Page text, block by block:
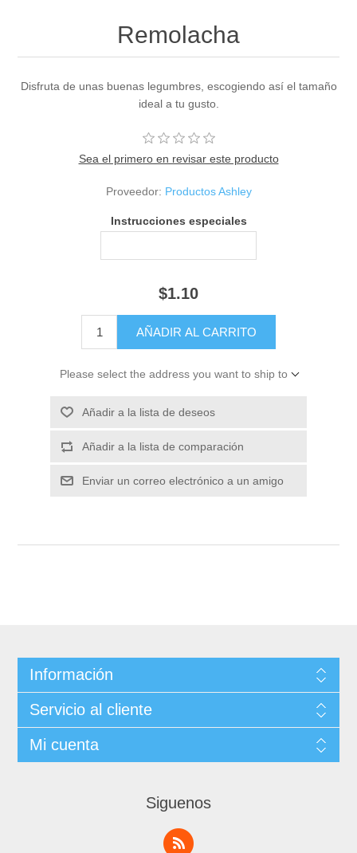
Remolacha
Disfruta de unas buenas legumbres, escogiendo así el tamaño
ideal a tu gusto.
Sea el primero en revisar este producto
Proveedor: Productos Ashley
Instrucciones especiales
$1.10
Please select the address you want to ship to
Información
Servicio al cliente
Mi cuenta
Siguenos